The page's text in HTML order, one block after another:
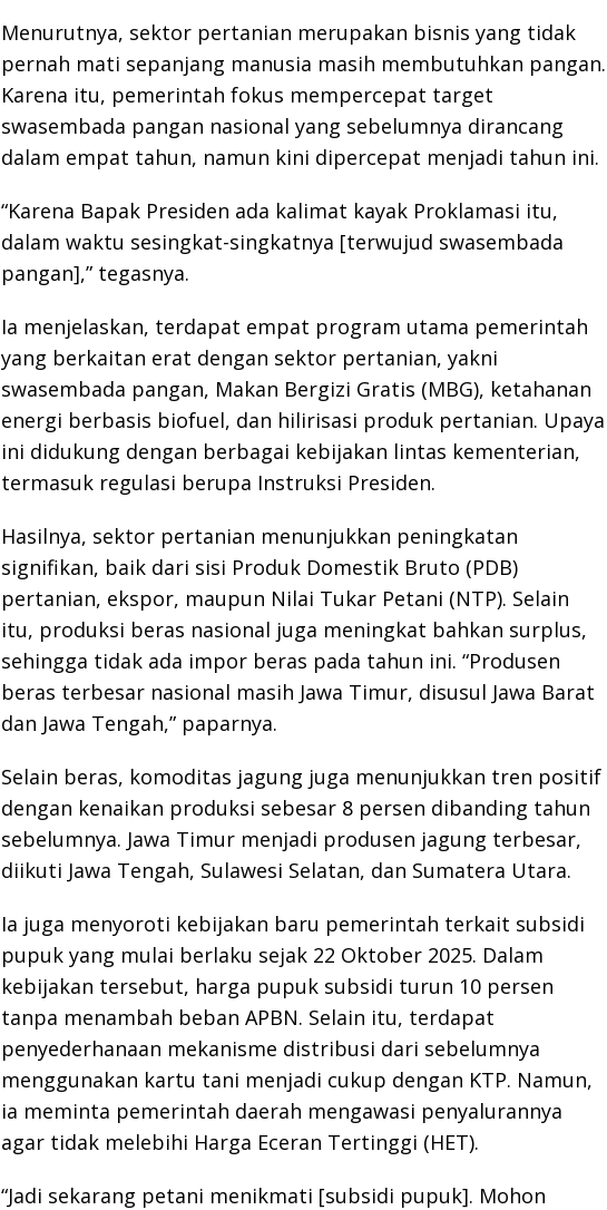
Menurutnya, sektor pertanian merupakan bisnis yang tidak
pernah mati sepanjang manusia masih membutuhkan pangan.
Karena itu, pemerintah fokus mempercepat target
swasembada pangan nasional yang sebelumnya dirancang
dalam empat tahun, namun kini dipercepat menjadi tahun ini.
“Karena Bapak Presiden ada kalimat kayak Proklamasi itu,
dalam waktu sesingkat-singkatnya [terwujud swasembada
pangan],” tegasnya.
Ia menjelaskan, terdapat empat program utama pemerintah
yang berkaitan erat dengan sektor pertanian, yakni
swasembada pangan, Makan Bergizi Gratis (MBG), ketahanan
energi berbasis biofuel, dan hilirisasi produk pertanian. Upaya
ini didukung dengan berbagai kebijakan lintas kementerian,
termasuk regulasi berupa Instruksi Presiden.
Hasilnya, sektor pertanian menunjukkan peningkatan
signifikan, baik dari sisi Produk Domestik Bruto (PDB)
pertanian, ekspor, maupun Nilai Tukar Petani (NTP). Selain
itu, produksi beras nasional juga meningkat bahkan surplus,
sehingga tidak ada impor beras pada tahun ini. “Produsen
beras terbesar nasional masih Jawa Timur, disusul Jawa Barat
dan Jawa Tengah,” paparnya.
Selain beras, komoditas jagung juga menunjukkan tren positif
dengan kenaikan produksi sebesar 8 persen dibanding tahun
sebelumnya. Jawa Timur menjadi produsen jagung terbesar,
diikuti Jawa Tengah, Sulawesi Selatan, dan Sumatera Utara.
Ia juga menyoroti kebijakan baru pemerintah terkait subsidi
pupuk yang mulai berlaku sejak 22 Oktober 2025. Dalam
kebijakan tersebut, harga pupuk subsidi turun 10 persen
tanpa menambah beban APBN. Selain itu, terdapat
penyederhanaan mekanisme distribusi dari sebelumnya
menggunakan kartu tani menjadi cukup dengan KTP. Namun,
ia meminta pemerintah daerah mengawasi penyalurannya
agar tidak melebihi Harga Eceran Tertinggi (HET).
“Jadi sekarang petani menikmati [subsidi pupuk]. Mohon